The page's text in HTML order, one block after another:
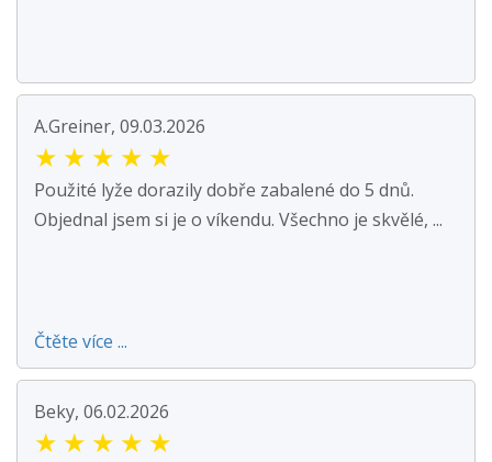
A.Greiner, 09.03.2026
★ ★ ★ ★ ★
Použité lyže dorazily dobře zabalené do 5 dnů.
Objednal jsem si je o víkendu. Všechno je skvělé, ...
Čtěte více ...
Beky, 06.02.2026
★ ★ ★ ★ ★